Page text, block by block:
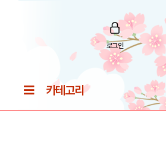
로그인
카테고리